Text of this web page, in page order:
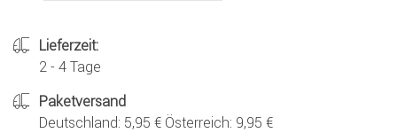
Lieferzeit:
2 - 4 Tage
Paketversand
Deutschland: 5,95 € Österreich: 9,95 €